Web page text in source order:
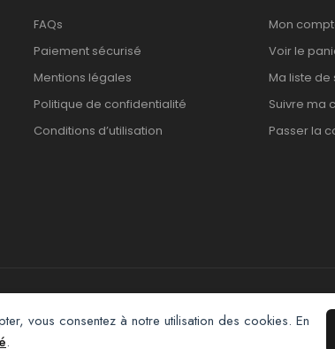
vous consentez à notre utilisation des cookies. En
.
FAQs
Paiement sécurisé
Mentions légales
Politique de confidentialité
Conditions d’utilisation
Mon
Voir le
Ma liste de
Suivre ma
Passer la
Rights Reserved